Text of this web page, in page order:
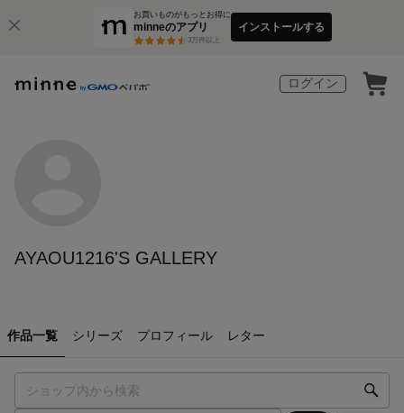
お買いものがもっとお得に
minneのアプリ
3万件以上
インストールする
ログイン
AYAOU1216'S GALLERY
作品一覧 シリーズ プロフィール レター